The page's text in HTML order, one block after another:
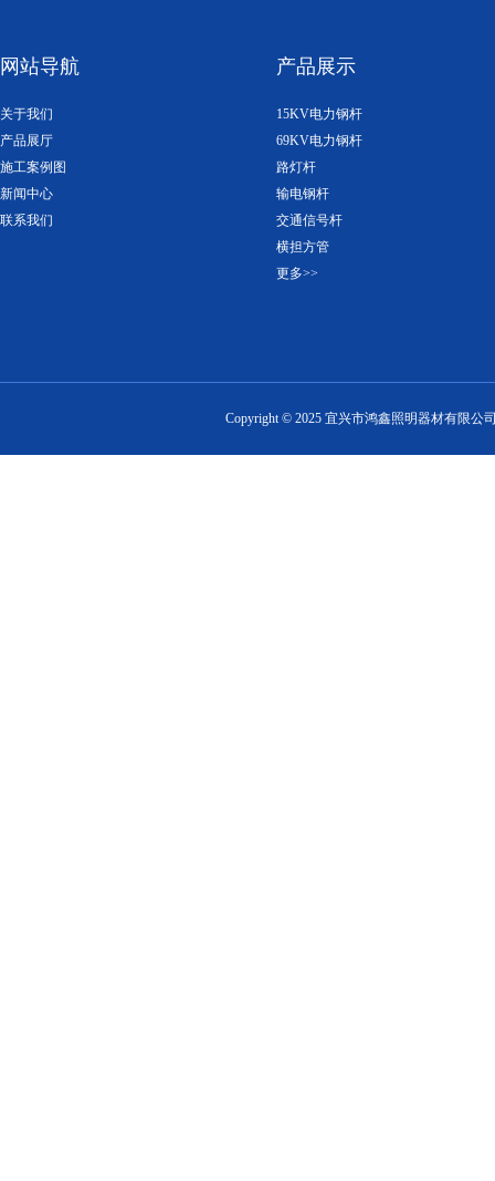
网站导航
关于我们
产品展厅
施工案例图
新闻中心
联系我们
产品展示
15KV电力钢杆
69KV电力钢杆
路灯杆
输电钢杆
交通信号杆
横担方管
更多>>
Copyright © 2025 宜兴市鸿鑫照明器材有限公